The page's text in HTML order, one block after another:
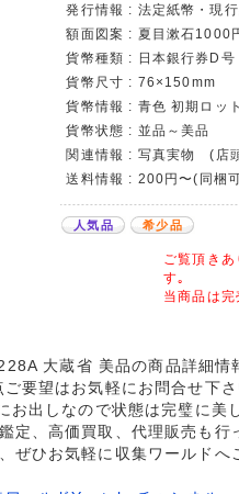
発行情報 : 法定紙幣・現
額面図案 : 夏目漱石1000
貨幣種類 : 日本銀行券D
貨幣尺寸 : 76×150mm
貨幣情報 : 青色 初期ロッ
貨幣状態 : 並品～美品
関連情報 : 写真実物 (店
送料情報 : 200円〜(同梱
人気品 希少品
ご覧頂きあ
す｡
当商品は完
大蔵省 美品の商品詳細情
要望はお気軽にお問合せ下さ
出しなので状態は完璧に美
、高価買取、代理販売も行
ひお気軽に収集ワールドへ